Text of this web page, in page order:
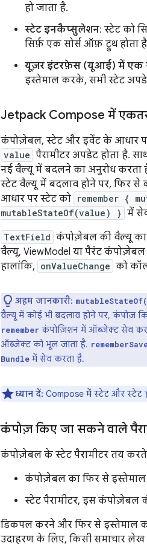
हो जाता है.
स्टेट इनकैप्सुलेशन: स्टेट को
सिर्फ़ एक सोर्स ऑफ़ ट्रुथ
यूज़र इंटरफ़ेस (यूआई) में एक
इस्तेमाल करके, सभी स्टेट
Jetpack Compose में
कंपोज़ेबल, स्टेट और इवेंट के आधार
value पैरामीटर अपडेट होता है.
नई वैल्यू में बदलने का अनुरोध करता
स्टेट वैल्यू में बदलाव होने पर, फिर
आधार पर स्टेट को remember {
mutableStateOf(value) } में
TextField कंपोज़ेबल की वैल्यू का
वैल्यू, ViewModel या पैरंट
हालांकि, onValueChange को
अहम जानकारी:
वैल्यू में कोई भी बदलाव होने पर, कंपोज़
remember कंपोज़िशन में ऑब्जेक्ट सेव
ऑब्जेक्ट को भूल जाता है.
Bundle में सेव करता है.
ध्यान दें: Compose में स्टेट और स्टेट
कंपोज़ किए जा सकने वाले
कंपोज़ेबल के स्टेट पैरामीटर तय
कंपोज़ेबल का फिर से इस्तेमाल
स्टेट पैरामीटर, इस कंपोज़ेबल
डिकपल करने और फिर से इस्तेमाल
उदाहरण के लिए, किसी समाचार